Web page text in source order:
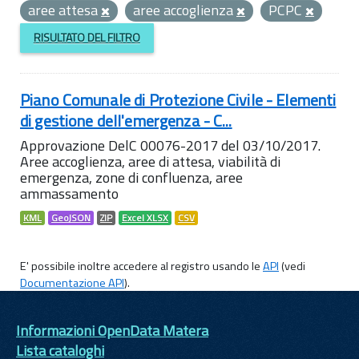
aree attesa
aree accoglienza PCPC
RISULTATO DEL FILTRO
Piano Comunale di Protezione Civile - Elementi
di gestione dell'emergenza - C...
Approvazione DelC 00076-2017 del 03/10/2017.
Aree accoglienza, aree di attesa, viabilità di
emergenza, zone di confluenza, aree
ammassamento
KML GeoJSON ZIP Excel XLSX CSV
E' possibile inoltre accedere al registro usando leAPI(vedi
Documentazione API).
Informazioni OpenData Matera
Lista cataloghi